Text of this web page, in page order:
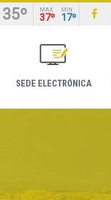
35º MAX
37º
MIN
17º
SEDE ELECTRÓNICA